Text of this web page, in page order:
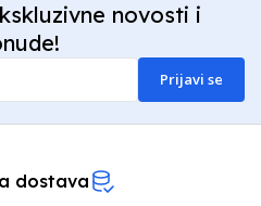
novosti i
Prijavi se
dostava